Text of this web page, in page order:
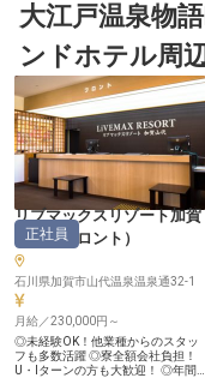
届けするお仕事です。日本の伝統美
と旬の味覚が織りなす空間で、お客
な気配りとおもてなしの心でサポー
トしてください。特別な経験は問い
ません。お客様の笑顔のために、あ
なたの温かいお気持ちを活かせる場
所がここにあります。落ち着いた雰
囲気の中で、日本の文化に触れなが
ら働ける喜びを感じてみませんか。
ーー【安心して長く働ける、温かい
職場環境】 「まだまだ働きたい」
「落ち着いた場所で長く続けたい」
という50代・60代の方が多数活躍
しています。お客様のご案内やお料
理のご提供など、シンプルな業務か
らスタートできるため、未経験の方
もご安心ください。女将や先輩スタ
ッフが、着物の着付けから接客の基
本まで、一人ひとりに合わせて丁寧
に指導いたします。扶養内勤務やW
ワークも可能で、あなたのライフス
タイルに合わせた柔軟な働き方が実
現できます。社員割引制度もあり、
日々の生活も豊かになります。
※2025年12月08日時点の情報です
大江戸温泉物
ンドホテル周
リブマックスリゾート加賀
山代（フロント ）
正社員
石川県加賀市山代温泉温泉通32-1
月給／230,000円～
◎未経験OK！他業種からのスタッ
フも多数活躍 ◎寮全額会社負担！
U・Iターンの方も大歓迎！ ◎年間